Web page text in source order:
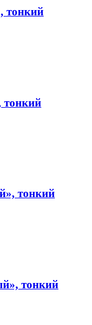
тонкий
тонкий
тонкий
тонкий